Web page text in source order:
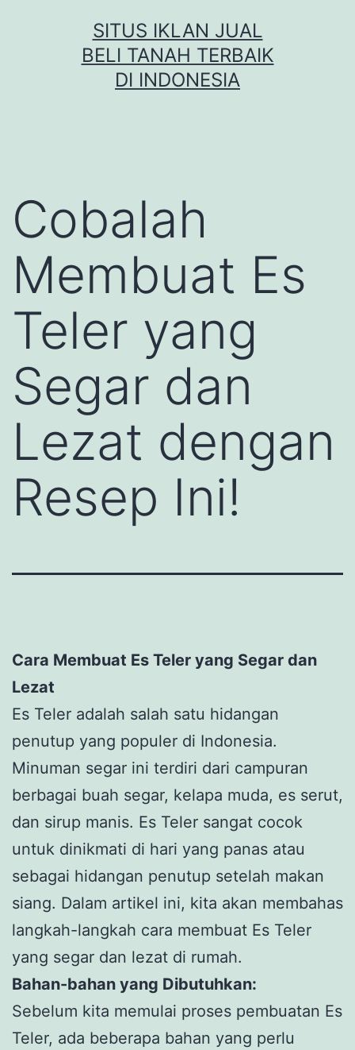
SITUS IKLAN JUAL
BELI TANAH TERBAIK
DI INDONESIA
Cobalah
Membuat Es
Teler yang
Segar dan
Lezat dengan
Resep Ini!
Cara Membuat Es Teler yang Segar dan
Lezat
Es Teler adalah salah satu hidangan
penutup yang populer di Indonesia.
Minuman segar ini terdiri dari campuran
berbagai buah segar, kelapa muda, es serut,
dan sirup manis. Es Teler sangat cocok
untuk dinikmati di hari yang panas atau
sebagai hidangan penutup setelah makan
siang. Dalam artikel ini, kita akan membahas
langkah-langkah cara membuat Es Teler
yang segar dan lezat di rumah.
Bahan-bahan yang Dibutuhkan:
Sebelum kita memulai proses pembuatan Es
Teler, ada beberapa bahan yang perlu